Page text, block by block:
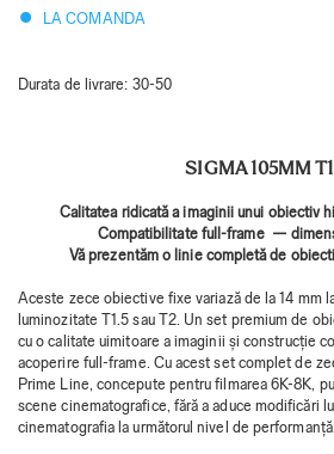
LA COMANDA
Durata de livrare: 30-50
SIGMA 105MM
Calitatea ridicată a imaginii unui obiectiv
Compatibilitate full-frame —
Vă prezentăm o linie completă de
Aceste zece obiective fixe variază de la 14 mm
luminozitate T1.5 sau T2. Un set premium de
cu o calitate uimitoare a imaginii și construcție
acoperire full-frame. Cu acest set complet de
​​Prime Line, concepute pentru filmarea 6K-8K,
scene cinematografice, fără a aduce modificări
cinematografia la următorul nivel de performanță.